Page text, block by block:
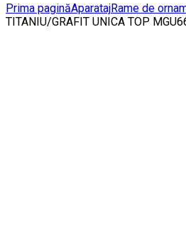
Prima paginăAparatajRame de
TITANIU/GRAFIT UNICA TOP